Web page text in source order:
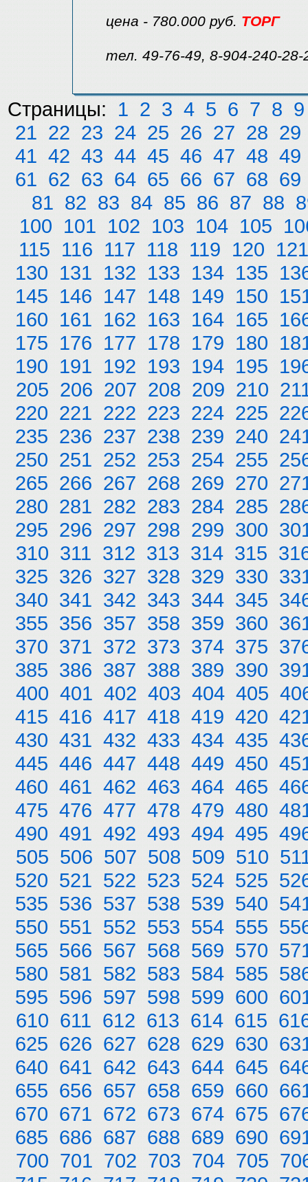
цена - 780.000 руб. ТОРГ
тел. 49-76-49, 8-904-240-28-
Страницы: 1 2 3 4 5 6 7 8 9
21 22 23 24 25 26 27 28 29
41 42 43 44 45 46 47 48 49
61 62 63 64 65 66 67 68 69
81 82 83 84 85 86 87 88
100 101 102 103 104 105
115 116 117 118 119 120 121
130 131 132 133 134 135
145 146 147 148 149 150
160 161 162 163 164 165
175 176 177 178 179 180
190 191 192 193 194 195
205 206 207 208 209 210
220 221 222 223 224 225
235 236 237 238 239 240
250 251 252 253 254 255
265 266 267 268 269 270
280 281 282 283 284 285
295 296 297 298 299 300
310 311 312 313 314 315
325 326 327 328 329 330
340 341 342 343 344 345
355 356 357 358 359 360
370 371 372 373 374 375
385 386 387 388 389 390
400 401 402 403 404 405
415 416 417 418 419 420
430 431 432 433 434 435
445 446 447 448 449 450
460 461 462 463 464 465
475 476 477 478 479 480
490 491 492 493 494 495
505 506 507 508 509 510
520 521 522 523 524 525
535 536 537 538 539 540
550 551 552 553 554 555
565 566 567 568 569 570
580 581 582 583 584 585
595 596 597 598 599 600
610 611 612 613 614 615
625 626 627 628 629 630
640 641 642 643 644 645
655 656 657 658 659 660
670 671 672 673 674 675
685 686 687 688 689 690
700 701 702 703 704 705